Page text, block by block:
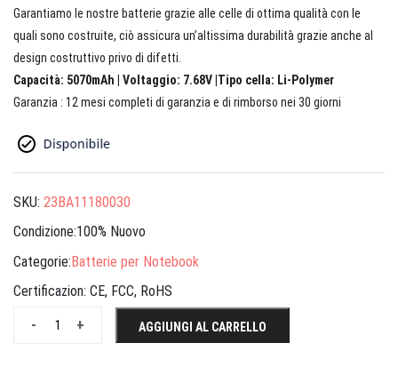
Garantiamo le nostre batterie grazie alle celle di ottima qualità con le
quali sono costruite, ciò assicura un’altissima durabilità grazie anche al
design costruttivo privo di difetti.
Capacità: 5070mAh | Voltaggio: 7.68V |Tipo cella: Li-Polymer
Garanzia : 12 mesi completi di garanzia e di rimborso nei 30 giorni
SKU: 23BA11180030
Condizione:100% Nuovo
Categorie:Batterie per Notebook
Certificazion: CE, FCC, RoHS
+
- AGGIUNGI AL CARRELLO